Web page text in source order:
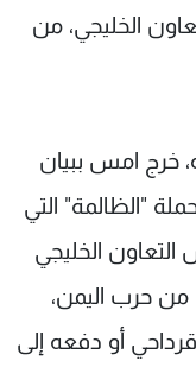
الخليجي، من
خرج امس ببيان
"الظالمة" التي
الخليجي
من حرب اليمن،
أو دفعه إلى